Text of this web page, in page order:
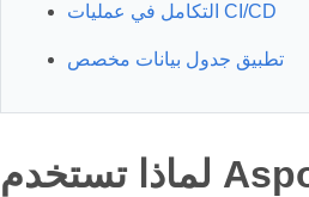
التكامل في عمليات CI/CD
تطبيق جدول بيانات مخصص
لماذا تستخدم Aspose.Cells